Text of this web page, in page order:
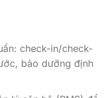
check-in/check-
bảo dưỡng định